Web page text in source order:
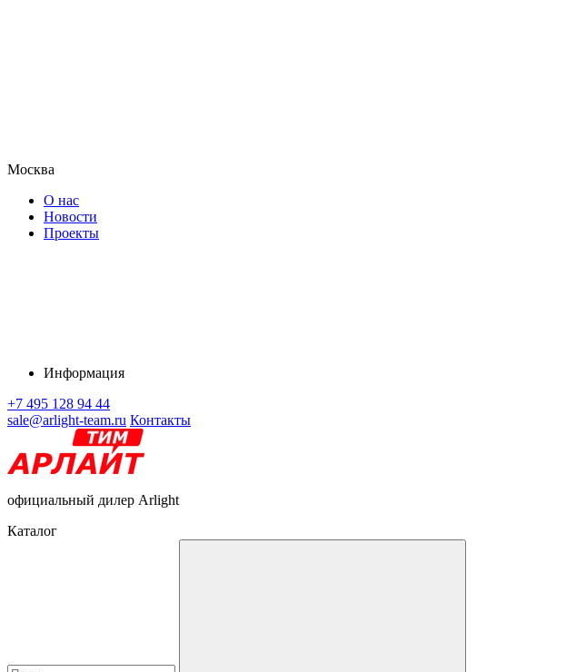
Москва
О нас
Новости
Проекты
Информация
+7 495 128 94 44
sale@arlight-team.ru Контакты
официальный дилер Arlight
Каталог